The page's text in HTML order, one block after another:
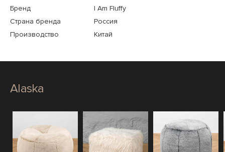
Бренд
I Am Fluffy
Страна бренда
Россия
Производство
Китай
Alaska